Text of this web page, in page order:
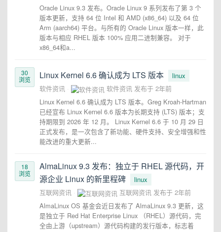
Oracle Linux 9.3 发布。Oracle Linux 9 系列发布了第 3 个
版本更新，支持 64 位 Intel 和 AMD (x86_64) 以及 64 位
Arm (aarch64) 平台。与所有的 Oracle Linux 版本一样，此
版本与相应 RHEL 版本 100% 应用二进制兼容。 对于
x86_64和a...
30
浏览
Linux Kernel 6.6 确认成为 LTS 版本
linux
软件资讯
软件资讯 发布于 2年前
Linux Kernel 6.6 确认成为 LTS 版本。Greg Kroah-Hartman
已经宣布 Linux Kernel 6.6 版本为长期支持 (LTS) 版本；支
持期限到 2026 年 12 月。 Linux Kernel 6.6 于 10 月 29 日
正式发布，是一次包含了新功能、硬件支持、安全增强和性
能改进的重大更新...
18
浏览
AlmaLinux 9.3 发布：独立于 RHEL 源代码，开
源企业 Linux 的新里程碑
linux
互联网资讯
互联网资讯 发布于 2年前
AlmaLinux OS 基金会近日发布了 AlmaLinux 9.3 更新，这
是独立于 Red Hat Enterprise Linux （RHEL）源代码，完
全由上游（upstream）源代码构建的发行版本，标志着